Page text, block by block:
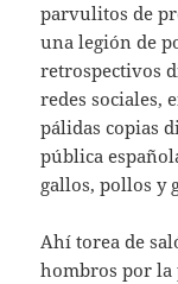
parvulitos de
una legión de
retrospectivos
redes sociales,
pálidas copias
pública
gallos, pollos y
Ahí torea de
hombros por la